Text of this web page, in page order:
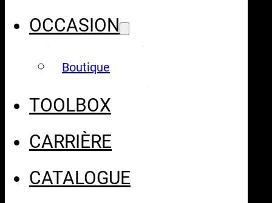
OCCASION
Boutique
TOOLBOX
CARRIÈRE
CATALOGUE